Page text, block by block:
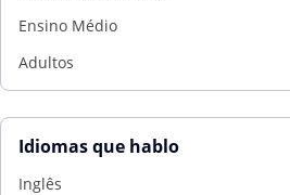
Ensino Médio
Adultos
Idiomas que hablo
Inglês